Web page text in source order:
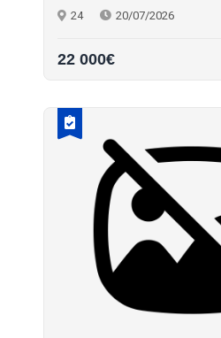
24 20/07/2026
22 000€